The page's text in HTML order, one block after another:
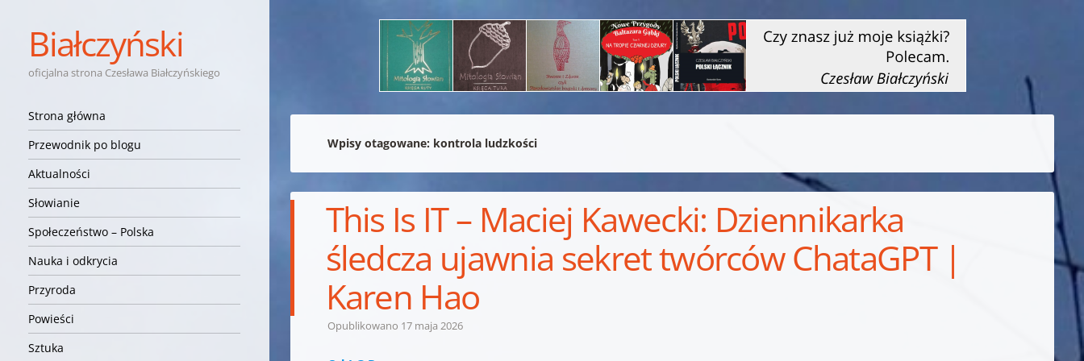
Białczyński
oficjalna strona Czesława Białczyńskiego
Nawigacja
Przejdź do treści
Strona główna
Przewodnik po blogu
Aktualności
Słowianie
Społeczeństwo – Polska
Nauka i odkrycia
Przyroda
Powieści
Sztuka
Wpisy otagowane: kontrola ludzkości
This Is IT – Maciej Kawecki: Dziennikarka
śledcza ujawnia sekret twórców ChataGPT |
Karen Hao
Opublikowano 17 maja 2026